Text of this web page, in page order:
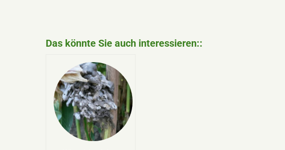
Das könnte Sie auch interessieren::